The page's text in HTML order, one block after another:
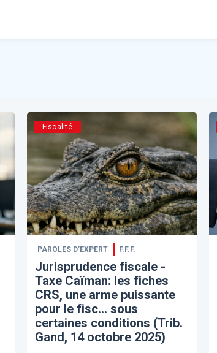
Fiscalité
PAROLES D’EXPERT F.F.F.
Jurisprudence fiscale -
Taxe Caïman: les fiches
CRS, une arme puissante
pour le fisc... sous
certaines conditions (Trib.
Gand, 14 octobre 2025)